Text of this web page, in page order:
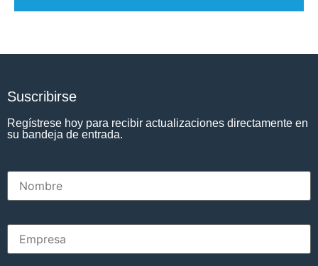
Suscribirse
Regístrese hoy para recibir actualizaciones directamente en
su bandeja de entrada.